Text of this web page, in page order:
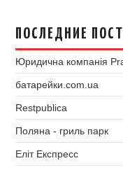
ПОСЛЕДНИЕ
Юридична компанія
батарейки.com.ua
Restpublica
Поляна - гриль парк
Еліт Експресс